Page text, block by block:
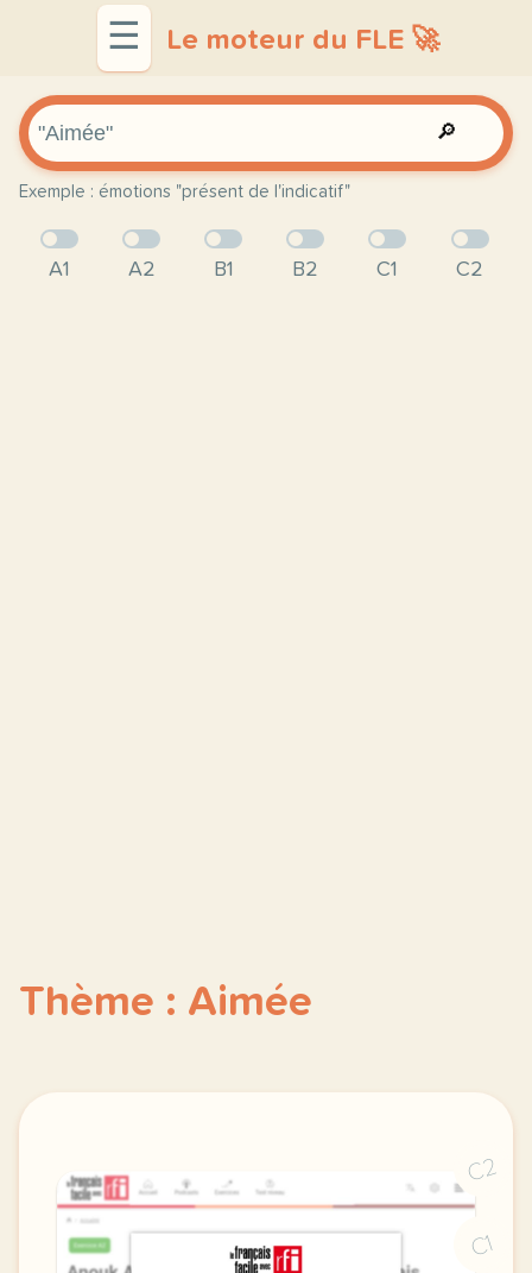
☰ Le moteur du FLE 🚀
🔎
Exemple : émotions "présent de l'indicatif"
A1 A2 B1 B2 C1 C2
Thème : Aimée
C2
C1